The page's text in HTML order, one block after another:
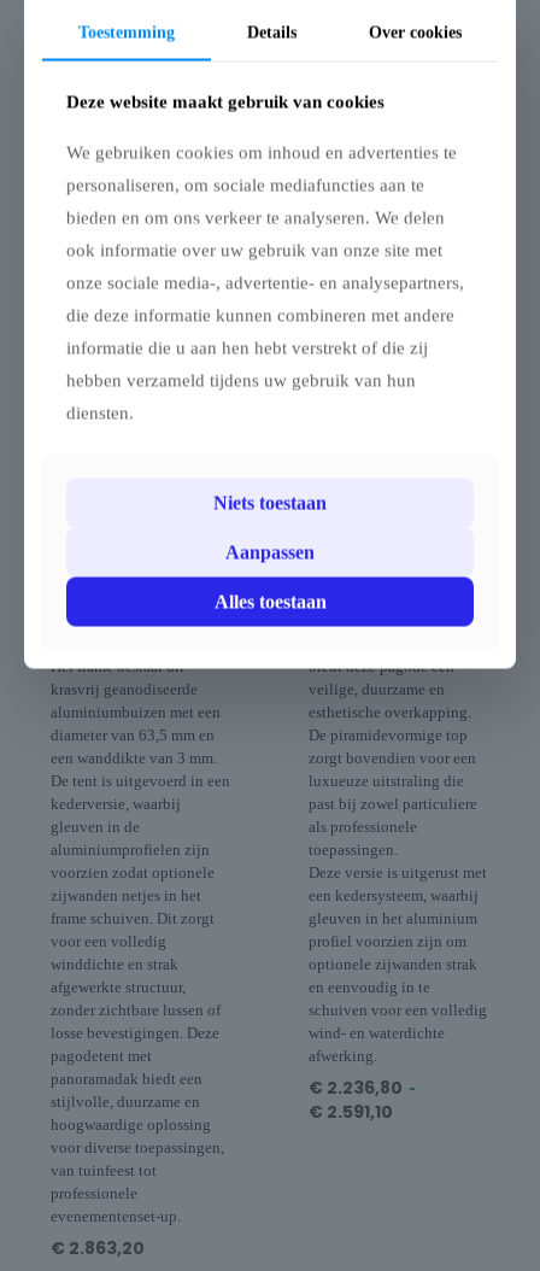
Aanvullende informatie
Beoordelingen0
Gerelateerde producten
Pagodetent keder
met panorama
dakzeil – zonder
zijwanden – 6x6m
panoramadak – 6 x 6
meter
het compacte formaat en de
elegante uitstraling creëert
u snel een sfeervolle en
Het frame bestaat uit
krasvrij geanodiseerde
aluminiumbuizen met een
diameter van 63,5 mm en
een wanddikte van 3 mm.
De tent is uitgevoerd in een
kederversie, waarbij
gleuven in de
aluminiumprofielen zijn
voorzien zodat optionele
zijwanden netjes in het
frame schuiven. Dit zorgt
voor een volledig
winddichte en strak
afgewerkte structuur,
zonder zichtbare lussen of
losse bevestigingen. Deze
pagodetent met
panoramadak biedt een
stijlvolle, duurzame en
hoogwaardige oplossing
voor diverse toepassingen,
van tuinfeest tot
professionele
evenementenset-up.
€ 2.863,20
Pagodetent keder
ronde palen –
zonder zijwanden –
6x6m
ronde palen .
voor kleine evenementen,
feestlocaties.
Dankzij de compacte
afmetingen, het sterke
biedt deze pagode een
veilige, duurzame en
esthetische overkapping.
De piramidevormige top
zorgt bovendien voor een
luxueuze uitstraling die
past bij zowel particuliere
als professionele
toepassingen.
Deze versie is uitgerust met
een kedersysteem, waarbij
gleuven in het aluminium
profiel voorzien zijn om
optionele zijwanden strak
en eenvoudig in te
schuiven voor een volledig
wind- en waterdichte
afwerking.
€ 2.236,80 -
€ 2.591,10
Toestemming Details Over cookies
Deze website maakt gebruik van cookies
We gebruiken cookies om inhoud en advertenties te
personaliseren, om sociale mediafuncties aan te
bieden en om ons verkeer te analyseren. We delen
ook informatie over uw gebruik van onze site met
onze sociale media-, advertentie- en analysepartners,
die deze informatie kunnen combineren met andere
informatie die u aan hen hebt verstrekt of die zij
hebben verzameld tijdens uw gebruik van hun
diensten.
Niets toestaan
Aanpassen
Alles toestaan